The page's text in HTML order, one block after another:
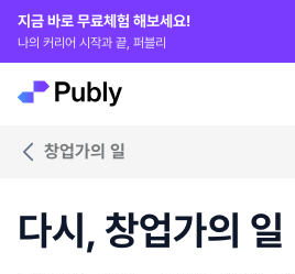
지금 바로 무료체험 해보세요!
나의 커리어 시작과 끝, 퍼블리
창업가의 일
다시, 창업가의 일